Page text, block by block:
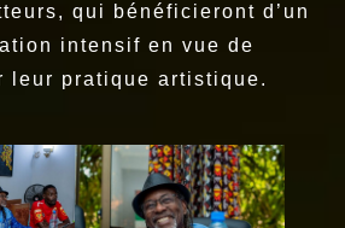
qui bénéficieront d’un
intensif en vue de
leur pratique artistique.